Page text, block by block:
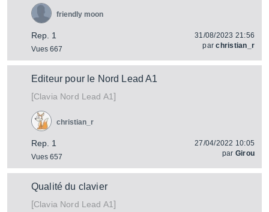
Rep. 1
Vues 667
friendly moon
31/08/2023 21:56
parchristian_r
Editeur pour le Nord Lead A1
[Clavia Nord Lead A1]
Rep. 1
Vues 657
christian_r
27/04/2022 10:05
par Girou
Qualité du clavier
[Clavia Nord Lead A1]